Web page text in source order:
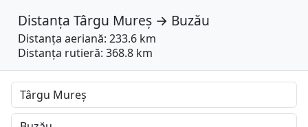
Distanța Târgu Mureș → Buzău
Distanța aeriană: 233.6 km
Distanța rutieră: 368.8 km